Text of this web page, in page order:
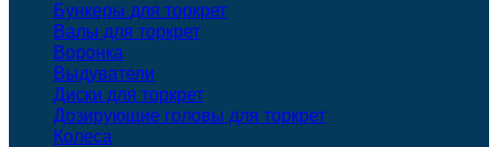
Бункеры для торкрет
Валы для торкрет
Воронка
Выдуватели
Диски для торкрет
Дозирующие головы для торкрет
Колеса